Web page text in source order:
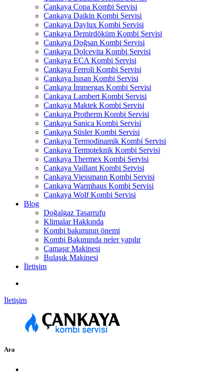
Çankaya Copa Kombi Servisi
Çankaya Daikin Kombi Servisi
Çankaya Daylux Kombi Servisi
Çankaya Demirdöküm Kombi Servisi
Çankaya Doğsan Kombi Servisi
Çankaya Dolcevita Kombi Servisi
Çankaya ECA Kombi Servisi
Çankaya Ferroli Kombi Servisi
Çankaya Isısan Kombi Servisi
Çankaya İmmergas Kombi Servisi
Çankaya Lambert Kombi Servisi
Çankaya Maktek Kombi Servisi
Çankaya Protherm Kombi Servisi
Çankaya Sanica Kombi Servisi
Çankaya Süsler Kombi Servisi
Çankaya Termodinamik Kombi Servisi
Çankaya Termoteknik Kombi Servisi
Çankaya Thermex Kombi Servisi
Çankaya Vaillant Kombi Servisi
Çankaya Viessmann Kombi Servisi
Çankaya Warmhaus Kombi Servisi
Çankaya Wolf Kombi Servisi
Blog
Doğalgaz Tasarrufu
Klimalar Hakkında
Kombi bakımının önemi
Kombi Bakımında neler yapılır
Çamaşır Makinesi
Bulaşık Makinesi
İletişim
İletişim
Ara